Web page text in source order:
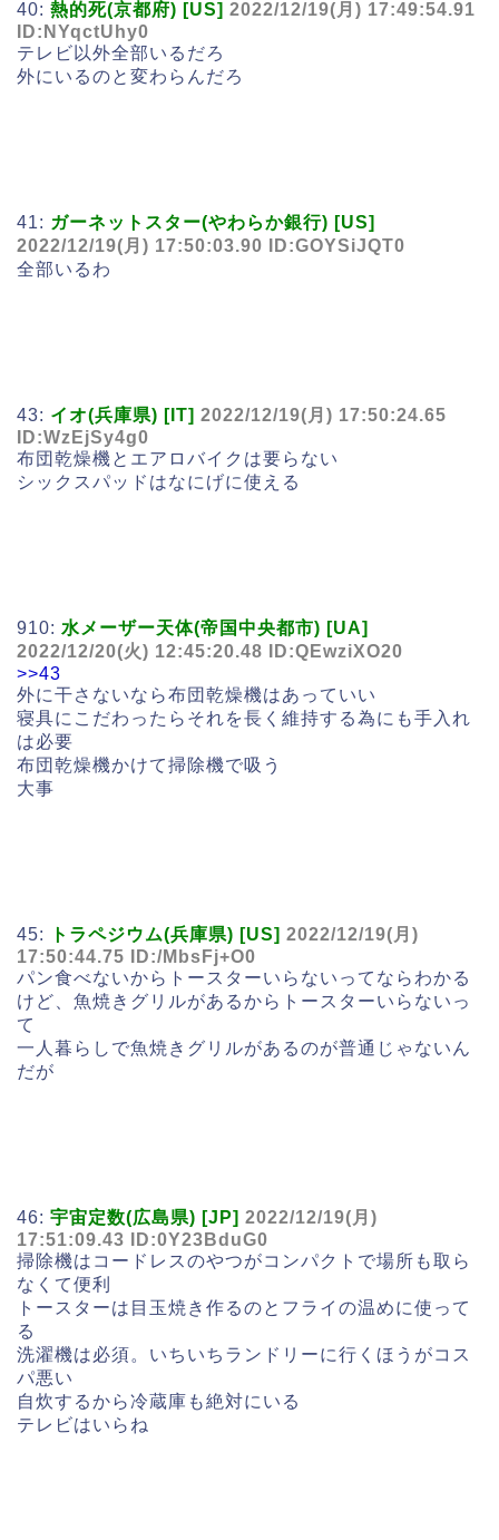
40: 熱的死(京都府) [US] 2022/12/19(月) 17:49:54.91
ID:NYqctUhy0
テレビ以外全部いるだろ
外にいるのと変わらんだろ
41: ガーネットスター(やわらか銀行) [US]
2022/12/19(月) 17:50:03.90 ID:GOYSiJQT0
全部いるわ
43: イオ(兵庫県) [IT] 2022/12/19(月) 17:50:24.65
ID:WzEjSy4g0
布団乾燥機とエアロバイクは要らない
シックスパッドはなにげに使える
910: 水メーザー天体(帝国中央都市) [UA]
2022/12/20(火) 12:45:20.48 ID:QEwziXO20
>>43
外に干さないなら布団乾燥機はあっていい
寝具にこだわったらそれを長く維持する為にも手入れ
は必要
布団乾燥機かけて掃除機で吸う
大事
45: トラペジウム(兵庫県) [US] 2022/12/19(月)
17:50:44.75 ID:/MbsFj+O0
パン食べないからトースターいらないってならわかる
けど、魚焼きグリルがあるからトースターいらないっ
て
一人暮らしで魚焼きグリルがあるのが普通じゃないん
だが
46: 宇宙定数(広島県) [JP] 2022/12/19(月)
17:51:09.43 ID:0Y23BduG0
掃除機はコードレスのやつがコンパクトで場所も取ら
なくて便利
トースターは目玉焼き作るのとフライの温めに使って
る
洗濯機は必須。いちいちランドリーに行くほうがコス
パ悪い
自炊するから冷蔵庫も絶対にいる
テレビはいらね